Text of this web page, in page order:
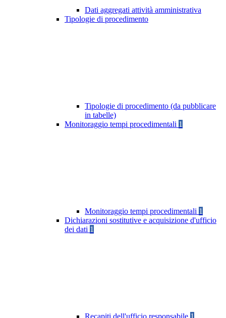
Dati aggregati attività amministrativa
Tipologie di procedimento
Tipologie di procedimento (da pubblicare
in tabelle)
Monitoraggio tempi procedimentali 1
Monitoraggio tempi procedimentali 1
Dichiarazioni sostitutive e acquisizione d'ufficio
dei dati 1